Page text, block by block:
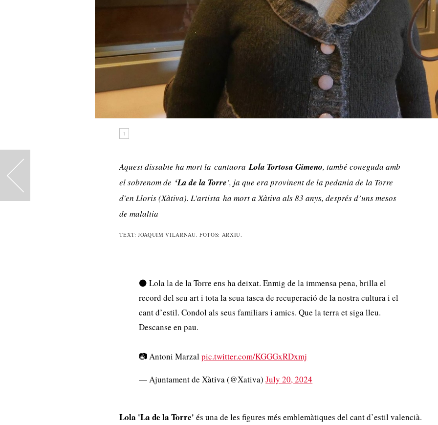
<
1
Aquest dissabte ha mort lacantaora Lola Tortosa Gimeno, també coneguda amb
el sobrenom de ‘La de la Torre’, ja que era provinent de la pedania de la Torre
d'en Lloris (Xàtiva). L'artista ha mort a Xàtiva als 83 anys, després d’uns mesos
de malaltia
TEXT: JOAQUIM VILARNAU. FOTOS: ARXIU.
⚫️ Lola la de la Torre ens ha deixat. Enmig de la immensa pena, brilla el
record del seu art i tota la seua tasca de recuperació de la nostra cultura i el
cant d’estil. Condol als seus familiars i amics. Que la terra et siga lleu.
Descanse en pau.
📷 Antoni Marzalpic.twitter.com/KGGGxRDxmj
— Ajuntament de Xàtiva (@Xativa)July 20, 2024
Lola 'La de la Torre' és una de les figures més emblemàtiques del cant d’estil valencià.